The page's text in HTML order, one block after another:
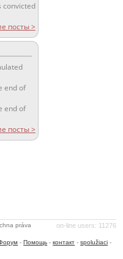
convicted
посты >
end of
end of
посты >
on-line users: 11276
práva
-Помощь -контакт -spolužiaci -